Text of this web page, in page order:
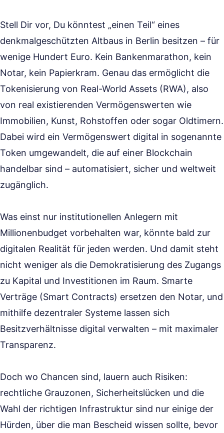
Stell Dir vor, Du könntest „einen Teil“ eines
denkmalgeschützten Altbaus in Berlin besitzen – für
wenige Hundert Euro. Kein Bankenmarathon, kein
Notar, kein Papierkram. Genau das ermöglicht die
Tokenisierung von Real-World Assets (RWA), also
von real existierenden Vermögenswerten wie
Immobilien, Kunst, Rohstoffen oder sogar Oldtimern.
Dabei wird ein Vermögenswert digital in sogenannte
Token umgewandelt, die auf einer Blockchain
handelbar sind – automatisiert, sicher und weltweit
zugänglich.
Was einst nur institutionellen Anlegern mit
Millionenbudget vorbehalten war, könnte bald zur
digitalen Realität für jeden werden. Und damit steht
nicht weniger als die Demokratisierung des Zugangs
zu Kapital und Investitionen im Raum. Smarte
Verträge (Smart Contracts) ersetzen den Notar, und
mithilfe dezentraler Systeme lassen sich
Besitzverhältnisse digital verwalten – mit maximaler
Transparenz.
Doch wo Chancen sind, lauern auch Risiken:
rechtliche Grauzonen, Sicherheitslücken und die
Wahl der richtigen Infrastruktur sind nur einige der
Hürden, über die man Bescheid wissen sollte, bevor